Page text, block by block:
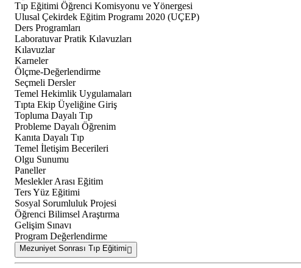
Tıp Eğitimi Öğrenci Komisyonu ve Yönergesi
Ulusal Çekirdek Eğitim Programı 2020 (UÇEP)
Ders Programları
Laboratuvar Pratik Kılavuzları
Kılavuzlar
Karneler
Ölçme-Değerlendirme
Seçmeli Dersler
Temel Hekimlik Uygulamaları
Tıpta Ekip Üyeliğine Giriş
Topluma Dayalı Tıp
Probleme Dayalı Öğrenim
Kanıta Dayalı Tıp
Temel İletişim Becerileri
Olgu Sunumu
Paneller
Meslekler Arası Eğitim
Ters Yüz Eğitimi
Sosyal Sorumluluk Projesi
Öğrenci Bilimsel Araştırma
Gelişim Sınavı
Program Değerlendirme
Mezuniyet Sonrası Tıp Eğitimi